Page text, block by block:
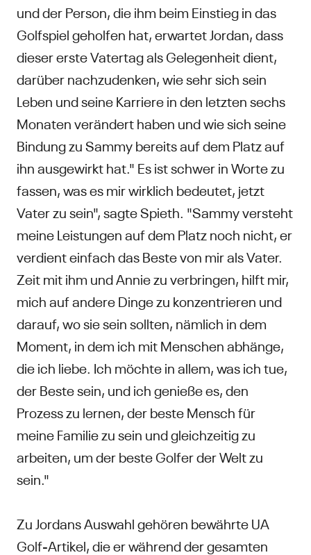
und der Person, die ihm beim Einstieg in das
Golfspiel geholfen hat, erwartet Jordan, dass
dieser erste Vatertag als Gelegenheit dient,
darüber nachzudenken, wie sehr sich sein
Leben und seine Karriere in den letzten sechs
Monaten verändert haben und wie sich seine
Bindung zu Sammy bereits auf dem Platz auf
ihn ausgewirkt hat." Es ist schwer in Worte zu
fassen, was es mir wirklich bedeutet, jetzt
Vater zu sein", sagte Spieth. "Sammy versteht
meine Leistungen auf dem Platz noch nicht, er
verdient einfach das Beste von mir als Vater.
Zeit mit ihm und Annie zu verbringen, hilft mir,
mich auf andere Dinge zu konzentrieren und
darauf, wo sie sein sollten, nämlich in dem
Moment, in dem ich mit Menschen abhänge,
die ich liebe. Ich möchte in allem, was ich tue,
der Beste sein, und ich genieße es, den
Prozess zu lernen, der beste Mensch für
meine Familie zu sein und gleichzeitig zu
arbeiten, um der beste Golfer der Welt zu
sein."
Zu Jordans Auswahl gehören bewährte UA
Golf-Artikel, die er während der gesamten